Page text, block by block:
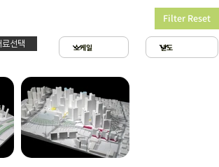
료선택
Filter Reset
스치로폴 & 우드락
아크릴 & 3D 프린팅
확대모형